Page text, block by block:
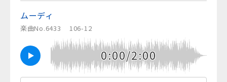
ムーディ
楽曲No.6433 106-12
0:00/2:00